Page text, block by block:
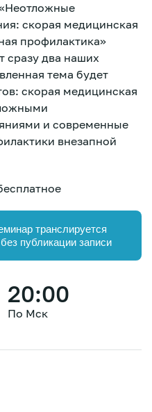
20:00
По Мск
скорая медицинская
профилактика»
сразу два наших
тема будет
скорая медицинская
и современные
внезапной
транслируется
публикации записи